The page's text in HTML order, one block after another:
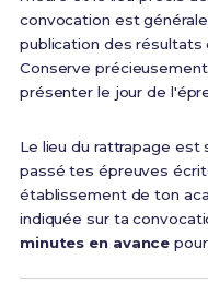
convocation est
publication des résultats
Conserve
présenter le jour de
Le lieu du rattrapage
passé tes épreuves
établissement de ton
indiquée sur ta
minutes en avance